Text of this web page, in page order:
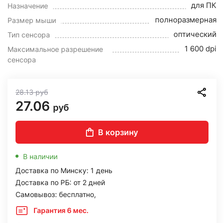
Назначение для ПК
Размер мыши полноразмерная
Тип сенсора оптический
Максимальное разрешение
сенсора
1 600 dpi
28.13руб
27.06 руб
В корзину
В наличии
Доставка по Минску: 1 день
Доставка по РБ: от 2 дней
Самовывоз: бесплатно,
Гарантия 6 мес.